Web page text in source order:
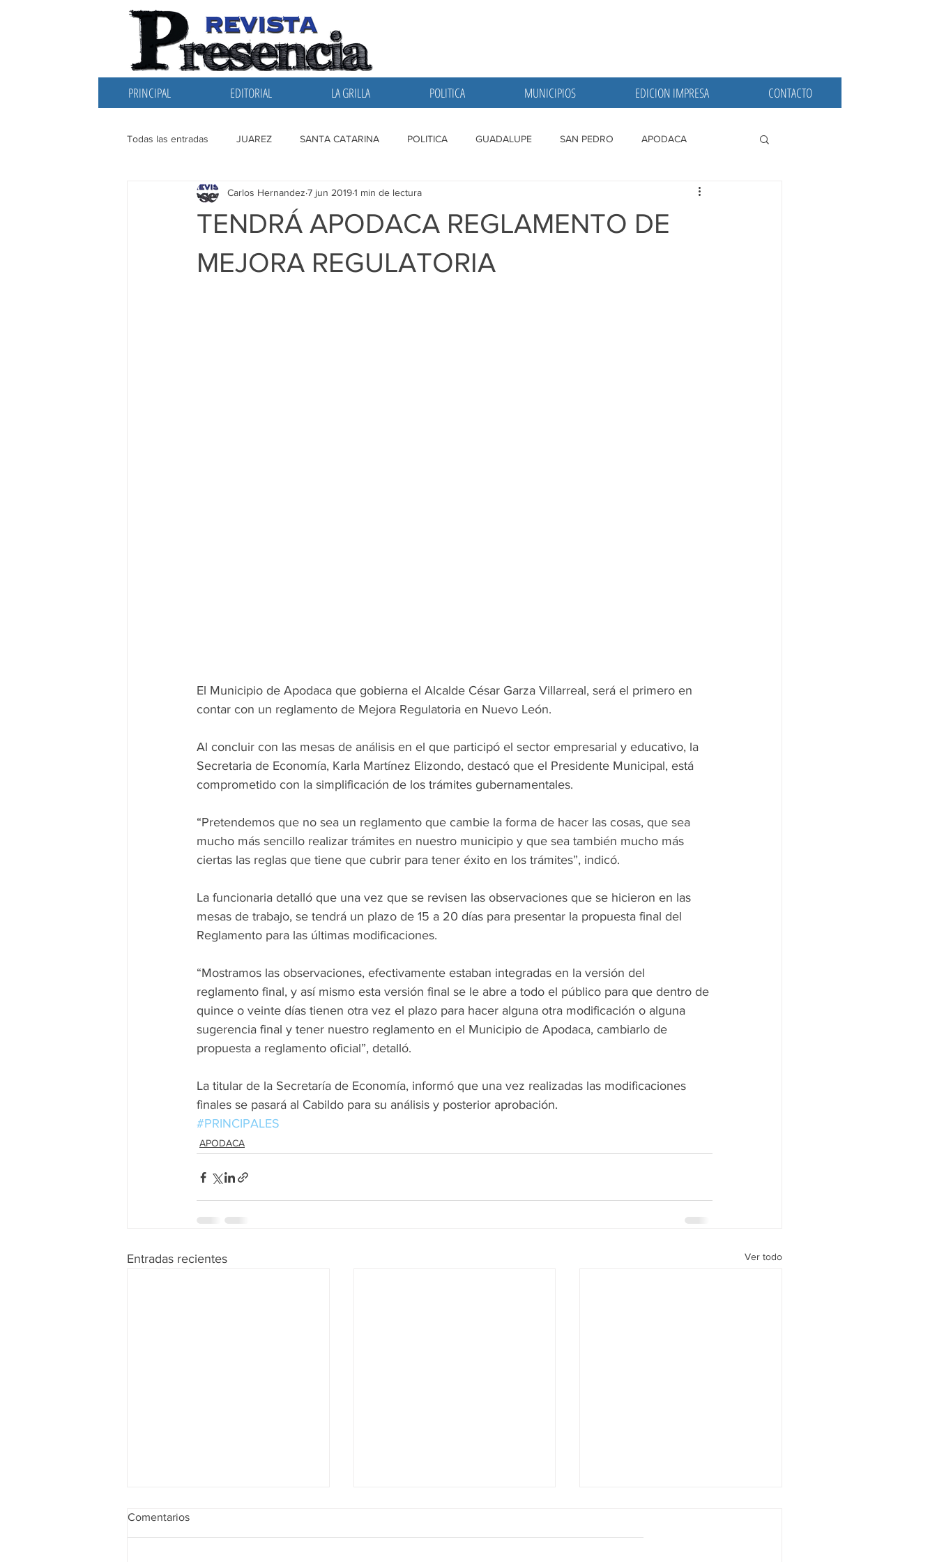
PRINCIPAL EDITORIAL LA GRILLA POLITICA MUNICIPIOS EDICION IMPRESA CONTACTO
Todas las entradas JUAREZ SANTA CATARINA POLITICA GUADALUPE SAN PEDRO APODACA
EDITORIAL SANTIAGO LA GRILLA SAN NICOLAS
TENDRÁ APODACA REGLAMENTO DE
MEJORA REGULATORIA
Carlos Hernandez 7 jun 20191 min de lectura
El Municipio de Apodaca que gobierna el Alcalde César Garza Villarreal, será el primero en
contar con un reglamento de Mejora Regulatoria en Nuevo León.
Al concluir con las mesas de análisis en el que participó el sector empresarial y educativo, la
Secretaria de Economía, Karla Martínez Elizondo, destacó que el Presidente Municipal, está
comprometido con la simplificación de los trámites gubernamentales.
“Pretendemos que no sea un reglamento que cambie la forma de hacer las cosas, que sea
mucho más sencillo realizar trámites en nuestro municipio y que sea también mucho más
ciertas las reglas que tiene que cubrir para tener éxito en los trámites”, indicó.
La funcionaria detalló que una vez que se revisen las observaciones que se hicieron en las
mesas de trabajo, se tendrá un plazo de 15 a 20 días para presentar la propuesta final del
Reglamento para las últimas modificaciones.
“Mostramos las observaciones, efectivamente estaban integradas en la versión del
reglamento final, y así mismo esta versión final se le abre a todo el público para que dentro de
quince o veinte días tienen otra vez el plazo para hacer alguna otra modificación o alguna
sugerencia final y tener nuestro reglamento en el Municipio de Apodaca, cambiarlo de
propuesta a reglamento oficial”, detalló.
La titular de la Secretaría de Economía, informó que una vez realizadas las modificaciones
finales se pasará al Cabildo para su análisis y posterior aprobación.
#PRINCIPALES
APODACA
Entradas recientes Ver todo
Comentarios